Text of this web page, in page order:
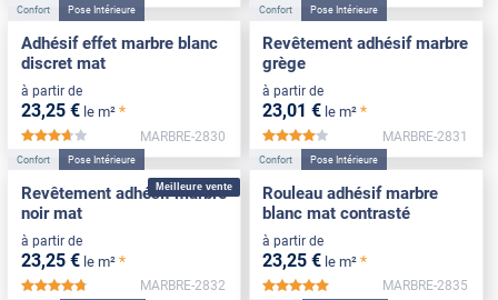
Confort Pose Intérieure
Adhésif effet marbre blanc
discret mat
à partir de
23,25 € le m² *
*****
MARBRE-2830
Confort Pose Intérieure
Revêtement adhésif marbre
grège
à partir de
23,01 € le m² *
*****
MARBRE-2831
Meilleure vente
Confort Pose Intérieure
Revêtement adhésif marbre
noir mat
à partir de
23,25 € le m² *
*****
MARBRE-2832
Confort Pose Intérieure
Rouleau adhésif marbre
blanc mat contrasté
à partir de
23,25 € le m² *
MARBRE-2835